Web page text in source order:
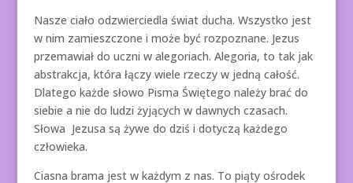
Nasze ciało odzwierciedla świat ducha. Wszystko jest
w nim zamieszczone i może być rozpoznane. Jezus
przemawiał do uczni w alegoriach. Alegoria, to tak jak
abstrakcja, która łączy wiele rzeczy w jedną całość.
Dlatego każde słowo Pisma Świętego należy brać do
siebie a nie do ludzi żyjących w dawnych czasach.
Słowa Jezusa są żywe do dziś i dotyczą każdego
człowieka.
Ciasna brama jest w każdym z nas. To piąty ośrodek